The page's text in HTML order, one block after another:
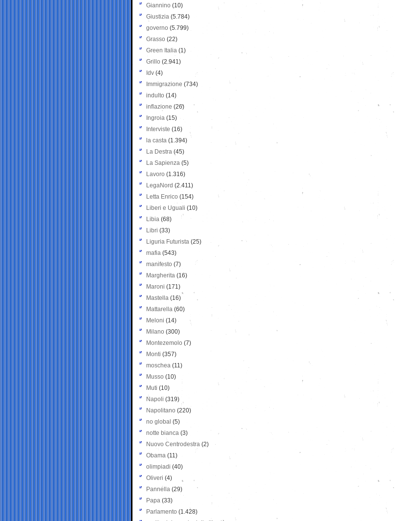
Giannino (10)
Giustizia (5.784)
governo (5.799)
Grasso (22)
Green Italia (1)
Grillo (2.941)
Idv (4)
Immigrazione (734)
indulto (14)
inflazione (26)
Ingroia (15)
Interviste (16)
la casta (1.394)
La Destra (45)
La Sapienza (5)
Lavoro (1.316)
LegaNord (2.411)
Letta Enrico (154)
Liberi e Uguali (10)
Libia (68)
Libri (33)
Liguria Futurista (25)
mafia (543)
manifesto (7)
Margherita (16)
Maroni (171)
Mastella (16)
Mattarella (60)
Meloni (14)
Milano (300)
Montezemolo (7)
Monti (357)
moschea (11)
Musso (10)
Muti (10)
Napoli (319)
Napolitano (220)
no global (5)
notte bianca (3)
Nuovo Centrodestra (2)
Obama (11)
olimpiadi (40)
Oliveri (4)
Pannella (29)
Papa (33)
Parlamento (1.428)